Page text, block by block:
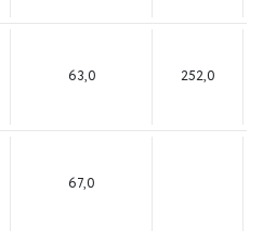
63,0 252,0
67,0